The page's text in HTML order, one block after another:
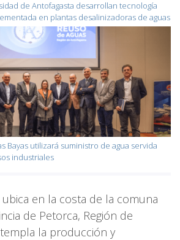
de Antofagasta desarrollan tecnología
en plantas desalinizadoras de aguas
Bayas utilizará suministro de agua servida
industriales
en la costa de la comuna
de Petorca, Región de
la producción y